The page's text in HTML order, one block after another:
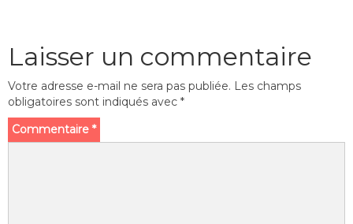
Laisser un commentaire
Votre adresse e-mail ne sera pas publiée. Les champs
obligatoires sont indiqués avec *
Commentaire *